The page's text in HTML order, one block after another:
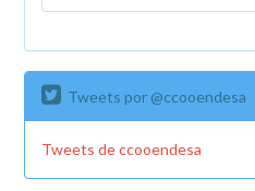
Tweets por @ccooendesa
Tweets de ccooendesa